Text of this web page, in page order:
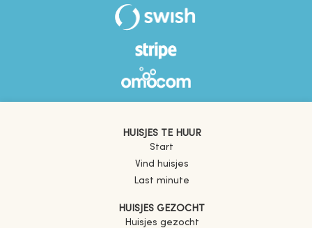
HUISJES TE HUUR
Start
Vind huisjes
Last minute
HUISJES GEZOCHT
Huisjes gezocht